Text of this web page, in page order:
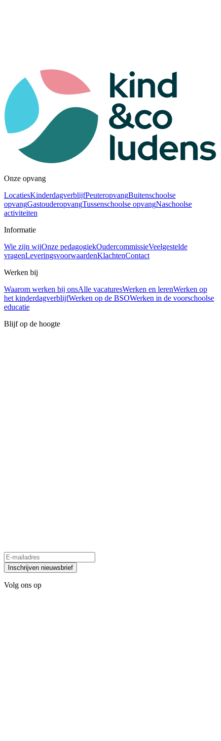
Onze opvang
LocatiesKinderdagverblijfPeuteropvangBuitenschoolse
opvangGastouderopvangTussenschoolse opvangNaschoolse
activiteiten
Informatie
Wie zijn wijOnze pedagogiekOudercommissieVeelgestelde
vragenLeveringsvoorwaardenKlachtenContact
Werken bij
Waarom werken bij onsAlle vacaturesWerken en lerenWerken op
het kinderdagverblijfWerken op de BSOWerken in de voorschoolse
educatie
Blijf op de hoogte
Inschrijven nieuwsbrief
Volg ons op